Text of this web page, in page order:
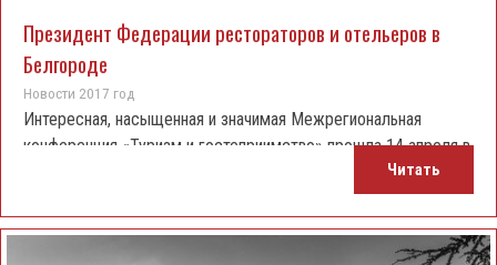
Президент Федерации рестораторов и отельеров в
Белгороде
Новости 2017 год
Интересная, насыщенная и значимая Межрегиональная
конференция «Туризм и гостеприимство» прошла 14 апреля в
Бизнес-пространстве «Контакт» города Белгорода для
Читать